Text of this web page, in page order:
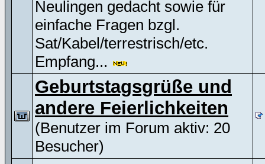
Neulingen gedacht sowie für
einfache Fragen bzgl.
Sat/Kabel/terrestrisch/etc.
Empfang...
Geburtstagsgrüße und
andere Feierlichkeiten
(Benutzer im Forum aktiv: 20
Besucher)